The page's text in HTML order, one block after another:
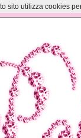
sito utilizza cookies